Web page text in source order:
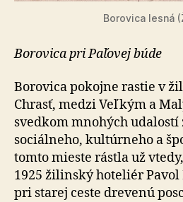
Borovica lesná
Borovica pri Paľovej búde
Borovica pokojne rastie v
Chrasť, medzi Veľkým a
svedkom mnohých udalostí
sociálneho, kultúrneho a
tomto mieste rástla už
1925 žilinský hoteliér
pri starej ceste drevenú